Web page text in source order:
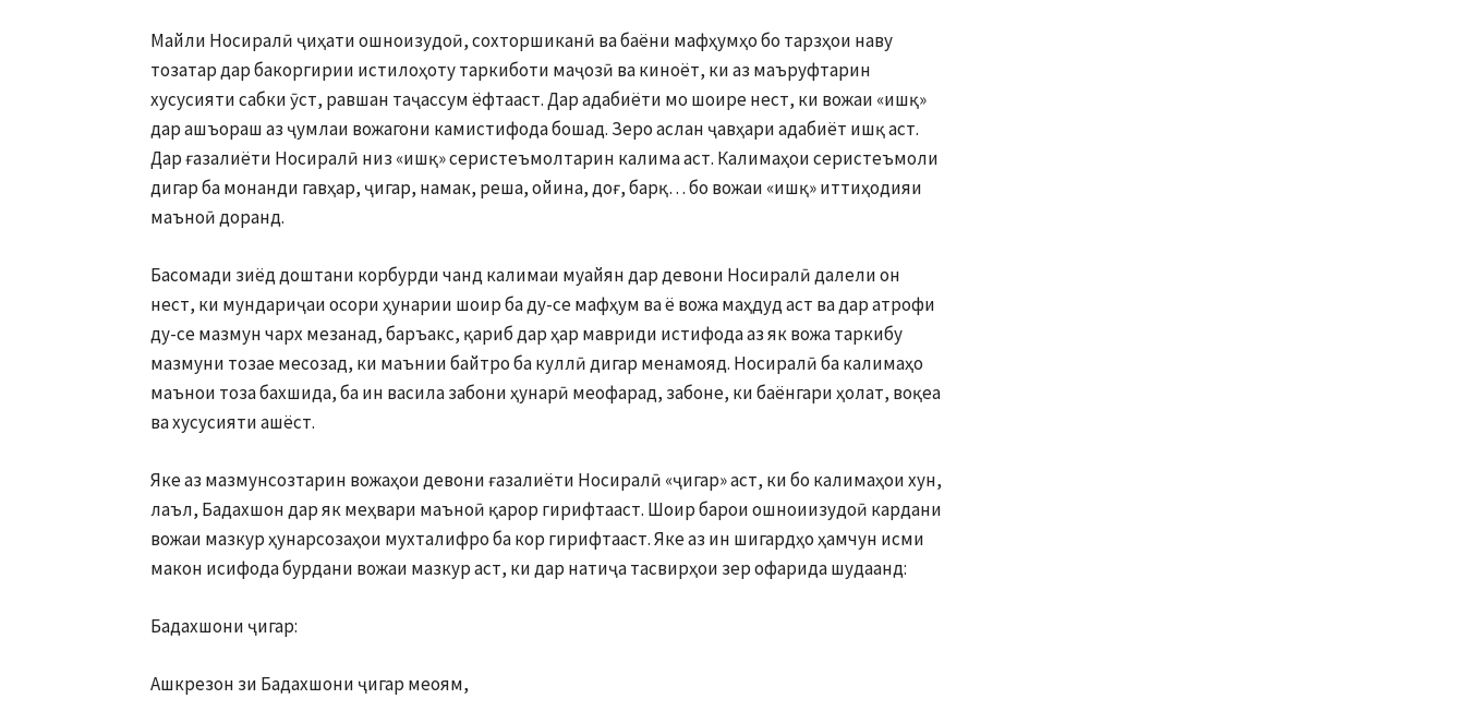
Майли Носиралӣ ҷиҳати ошноизудоӣ, сохторшиканӣ ва баёни мафҳумҳо бо тарзҳои наву
тозатар дар бакоргирии истилоҳоту таркиботи маҷозӣ ва киноёт, ки аз маъруфтарин
хусусияти сабки ӯст, равшан таҷассум ёфтааст. Дар адабиёти мо шоире нест, ки вожаи «ишқ»
дар ашъораш аз ҷумлаи вожагони камистифода бошад. Зеро аслан ҷавҳари адабиёт ишқ аст.
Дар ғазалиёти Носиралӣ низ «ишқ» серистеъмолтарин калима аст. Калимаҳои серистеъмоли
дигар ба монанди гавҳар, ҷигар, намак, реша, ойина, доғ, барқ… бо вожаи «ишқ» иттиҳодияи
маъноӣ доранд.
Басомади зиёд доштани корбурди чанд калимаи муайян дар девони Носиралӣ далели он
нест, ки мундариҷаи осори ҳунарии шоир ба ду-се мафҳум ва ё вожа маҳдуд аст ва дар атрофи
ду-се мазмун чарх мезанад, баръакс, қариб дар ҳар мавриди истифода аз як вожа таркибу
мазмуни тозае месозад, ки маънии байтро ба куллӣ дигар менамояд. Носиралӣ ба калимаҳо
маънои тоза бахшида, ба ин васила забони ҳунарӣ меофарад, забоне, ки баёнгари ҳолат, воқеа
ва хусусияти ашёст.
Яке аз мазмунсозтарин вожаҳои девони ғазалиёти Носиралӣ «ҷигар» аст, ки бо калимаҳои хун,
лаъл, Бадахшон дар як меҳвари маъноӣ қарор гирифтааст. Шоир барои ошноиизудоӣ кардани
вожаи мазкур ҳунарсозаҳои мухталифро ба кор гирифтааст. Яке аз ин шигардҳо ҳамчун исми
макон исифода бурдани вожаи мазкур аст, ки дар натиҷа тасвирҳои зер офарида шудаанд:
Бадахшони ҷигар:
Ашкрезон зи Бадахшони ҷигар меоям,